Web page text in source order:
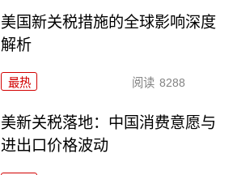
美国新关税措施的全球影响深度
解析
最热 阅读 8288
美新关税落地：中国消费意愿与
进出口价格波动